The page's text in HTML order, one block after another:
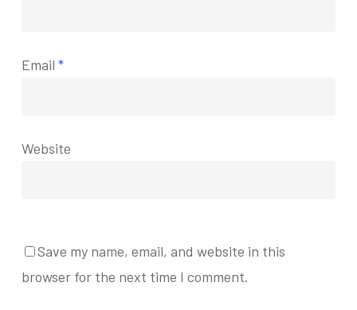
Email *
Website
Save my name, email, and website in this
browser for the next time I comment.